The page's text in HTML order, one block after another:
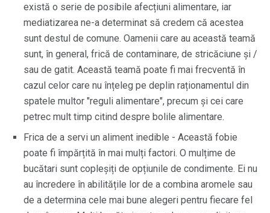
există o serie de posibile afecțiuni alimentare, iar
mediatizarea ne-a determinat să credem că acestea
sunt destul de comune. Oamenii care au această teamă
sunt, în general, frică de contaminare, de stricăciune și /
sau de gatit. Această teamă poate fi mai frecventă în
cazul celor care nu înțeleg pe deplin raționamentul din
spatele multor "reguli alimentare", precum și cei care
petrec mult timp citind despre bolile alimentare.
Frica de a servi un aliment inedible - Această fobie
poate fi împărțită în mai mulți factori. O mulțime de
bucătari sunt copleșiți de opțiunile de condimente. Ei nu
au încredere în abilitățile lor de a combina aromele sau
de a determina cele mai bune alegeri pentru fiecare fel